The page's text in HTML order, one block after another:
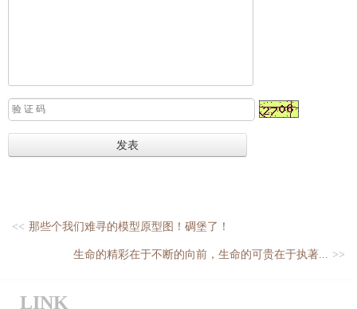
<< 那些个我们难寻的模型原型图！碉堡了！
生命的精彩在于不断的向前，生命的可贵在于执著... >>
LINK